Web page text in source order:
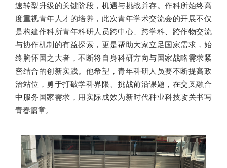
速转型升级的关键阶段，机遇与挑战并存。作科所始终高
度重视青年人才的培养，此次青年学术交流会的开展不仅
是构建作科所青年科研人员跨中心、跨学科、跨作物交流
与协作机制的有益探索，更是帮助大家立足国家需求，始
终胸怀国之大者，不断将自身科研方向与国家战略需求紧
密结合的创新实践。他希望，青年科研人员要不断提高政
治站位，勇于打破学科界限、挑战前沿课题，在交叉融合
中服务国家需求，用实际成效为新时代种业科技攻关书写
青春篇章。